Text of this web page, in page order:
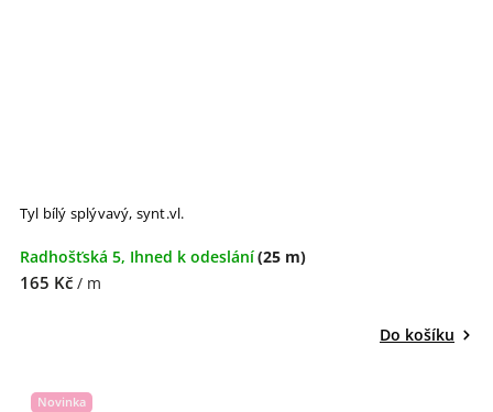
Tyl bílý splývavý, synt.vl.
Radhošťská 5, Ihned k odeslání(25 m)
165 Kč / m
Do košíku
Novinka